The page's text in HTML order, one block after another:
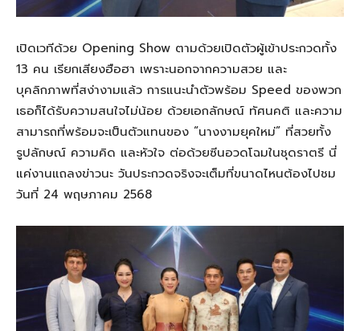
เปิดเวทีด้วย Opening Show ตามด้วยเปิดตัวผู้เข้าประกวดทั้ง
13 คน เรียกเสียงฮือฮา เพราะนอกจากความสวย และ
บุคลิกภาพที่สง่างามแล้ว การแนะนำตัวพร้อม Speed ของพวก
เธอก็ได้รับความสนใจไม่น้อย ด้วยเอกลักษณ์ ทัศนคติ และความ
สามารถที่พร้อมจะเป็นตัวแทนของ “นางงามยุคใหม่” ที่สวยทั้ง
รูปลักษณ์ ความคิด และหัวใจ ต่อด้วยซีนอวดโฉมในชุดราตรี นี่
แค่งานแถลงข่าวนะ วันประกวดจริงจะเต็มที่ขนาดไหนต้องไปชม
วันที่ 24 พฤษภาคม 2568